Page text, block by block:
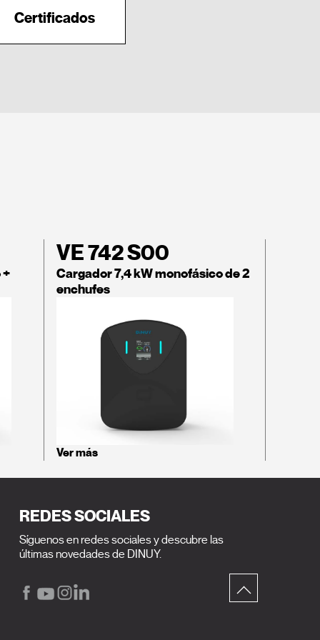
Certificados
VE 742 S00
Cargador 7,4 kW monofásico de 2
enchufes
Ver más
REDES SOCIALES
Síguenos en redes sociales y descubre las
últimas novedades de DINUY.